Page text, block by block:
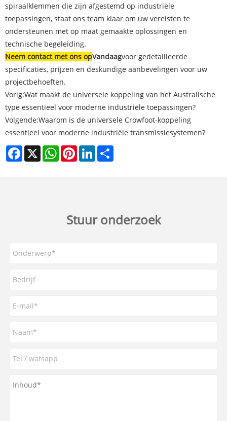
spiraalklemmen die zijn afgestemd op industriële
toepassingen, staat ons team klaar om uw vereisten te
ondersteunen met op maat gemaakte oplossingen en
technische begeleiding.
Neem contact met ons opVandaagvoor gedetailleerde
specificaties, prijzen en deskundige aanbevelingen voor uw
projectbehoeften.
Vorig:Wat maakt de universele koppeling van het Australische
type essentieel voor moderne industriële toepassingen?
Volgende:Waarom is de universele Crowfoot-koppeling
essentieel voor moderne industriële transmissiesystemen?
Facebook
X WhatsAppPinterestLinkedIn
Stuur onderzoek